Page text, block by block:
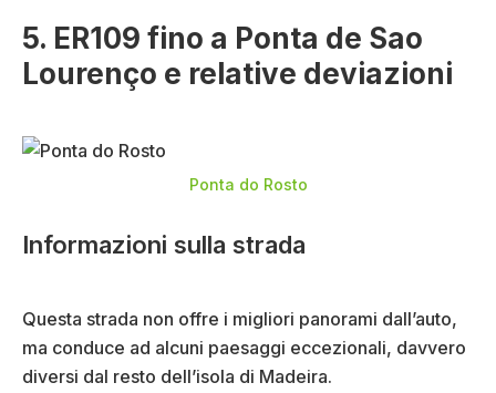
5. ER109 fino a Ponta de Sao
Lourenço e relative deviazioni
Ponta do Rosto
Informazioni sulla strada
Questa strada non offre i migliori panorami dall’auto,
ma conduce ad alcuni paesaggi eccezionali, davvero
diversi dal resto dell’isola di Madeira.